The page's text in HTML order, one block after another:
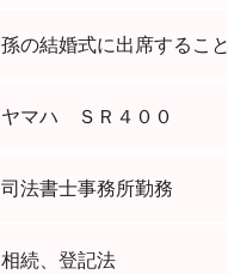
孫の結婚式に出席すること
ヤマハ ＳＲ４００
司法書士事務所勤務
相続、登記法